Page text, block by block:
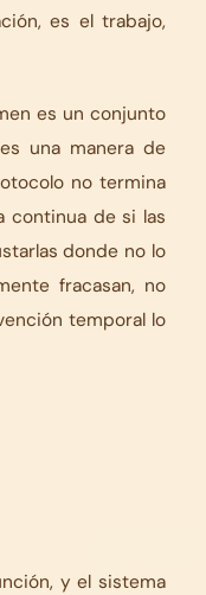
es el trabajo,
es un conjunto
una manera de
no termina
continua de si las
donde no lo
fracasan, no
temporal lo
y el sistema